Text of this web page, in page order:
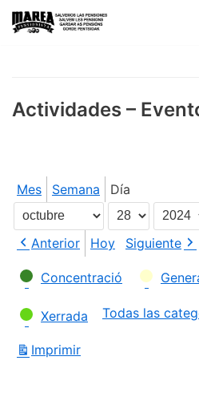
Saltar
Actividades –
Mes Semana Día
Mes
Día
Año
Anterior
Hoy
Siguiente
Categorías
Concentració
Xerrada Todas las
Imprimir